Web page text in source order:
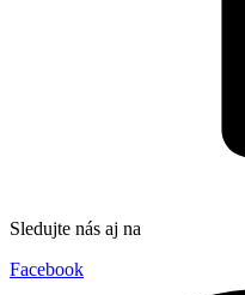
Sledujte nás aj na
Facebook